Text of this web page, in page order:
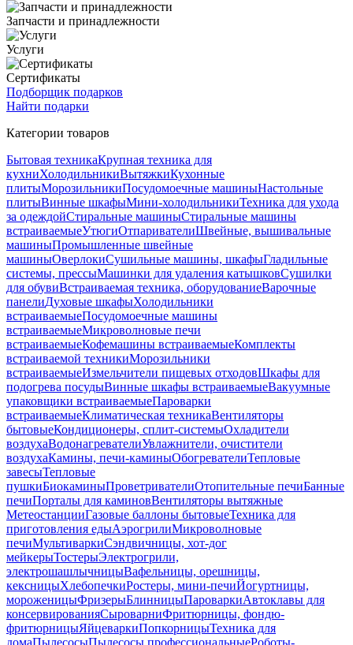
Запчасти и принадлежности
Услуги
Сертификаты
Подборщик подарков
Найти подарки
Категории товаров
Бытовая техникаКрупная техника для
кухниХолодильникиВытяжкиКухонные
плитыМорозильникиПосудомоечные машиныНастольные
плитыВинные шкафыМини-холодильникиТехника для ухода
за одеждойСтиральные машиныСтиральные машины
встраиваемыеУтюгиОтпаривателиШвейные, вышивальные
машиныПромышленные швейные
машиныОверлокиСушильные машины, шкафыГладильные
системы, прессыМашинки для удаления катышковСушилки
для обувиВстраиваемая техника, оборудованиеВарочные
панелиДуховые шкафыХолодильники
встраиваемыеПосудомоечные машины
встраиваемыеМикроволновые печи
встраиваемыеКофемашины встраиваемыеКомплекты
встраиваемой техникиМорозильники
встраиваемыеИзмельчители пищевых отходовШкафы для
подогрева посудыВинные шкафы встраиваемыеВакуумные
упаковщики встраиваемыеПароварки
встраиваемыеКлиматическая техникаВентиляторы
бытовыеКондиционеры, сплит-системыОхладители
воздухаВодонагревателиУвлажнители, очистители
воздухаКамины, печи-каминыОбогревателиТепловые
завесыТепловые
пушкиБиокаминыПроветривателиОтопительные печиБанные
печиПорталы для каминовВентиляторы вытяжные
МетеостанцииГазовые баллоны бытовыеТехника для
приготовления едыАэрогрилиМикроволновые
печиМультиваркиСэндвичницы, хот-дог
мейкерыТостерыЭлектрогрили,
электрошашлычницыВафельницы, орешницы,
кексницыХлебопечкиРостеры, мини-печиЙогуртницы,
мороженицыФризерыБлинницыПароваркиАвтоклавы для
консервированияСыроварниФритюрницы, фондю-
фритюрницыЯйцеваркиПопкорницыТехника для
домаПылесосыПылесосы профессиональныеРоботы-